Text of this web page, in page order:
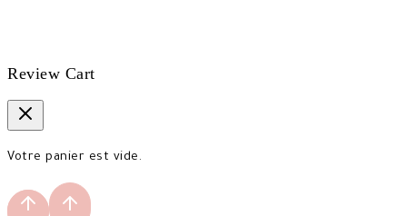
Review Cart
Votre panier est vide.